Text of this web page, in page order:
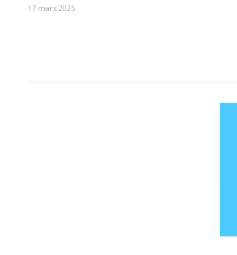
17 mars 2025